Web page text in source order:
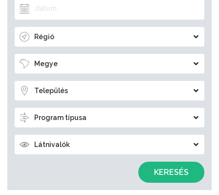
Régió
Megye
Település
Program típusa
Látnivalók
KERESÉS